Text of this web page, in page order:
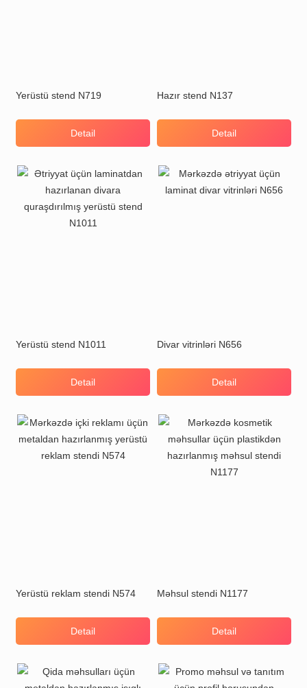
Yerüstü stend N719
Detail
Hazır stend N137
Detail
Yerüstü stend N1011
Detail
Divar vitrinləri N656
Detail
Yerüstü reklam stendi N574
Detail
Məhsul stendi N1177
Detail